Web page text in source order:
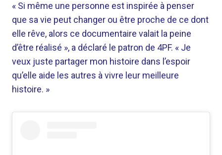
« Si même une personne est inspirée à penser
que sa vie peut changer ou être proche de ce dont
elle rêve, alors ce documentaire valait la peine
d’être réalisé », a déclaré le patron de 4PF. « Je
veux juste partager mon histoire dans l’espoir
qu’elle aide les autres à vivre leur meilleure
histoire. »